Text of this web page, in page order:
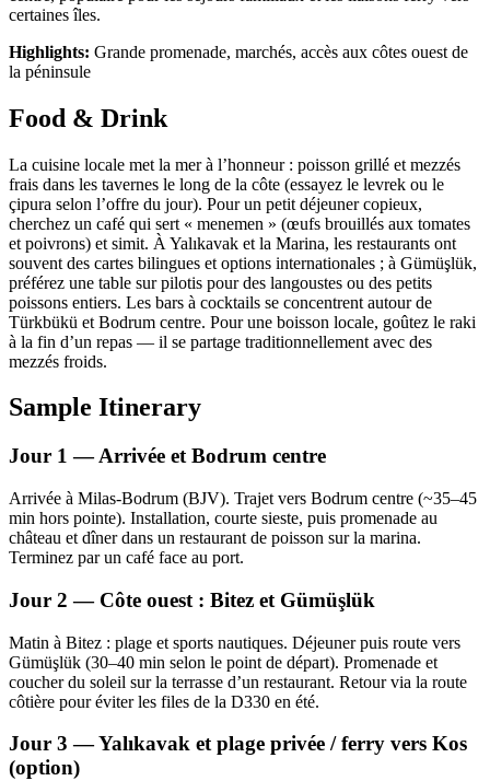
certaines îles.
Highlights: Grande promenade, marchés, accès aux côtes ouest de
la péninsule
Food & Drink
La cuisine locale met la mer à l’honneur : poisson grillé et mezzés
frais dans les tavernes le long de la côte (essayez le levrek ou le
çipura selon l’offre du jour). Pour un petit déjeuner copieux,
cherchez un café qui sert « menemen » (œufs brouillés aux tomates
et poivrons) et simit. À Yalıkavak et la Marina, les restaurants ont
souvent des cartes bilingues et options internationales ; à Gümüşlük,
préférez une table sur pilotis pour des langoustes ou des petits
poissons entiers. Les bars à cocktails se concentrent autour de
Türkbükü et Bodrum centre. Pour une boisson locale, goûtez le raki
à la fin d’un repas — il se partage traditionnellement avec des
mezzés froids.
Sample Itinerary
Jour 1 — Arrivée et Bodrum centre
Arrivée à Milas‑Bodrum (BJV). Trajet vers Bodrum centre (~35–45
min hors pointe). Installation, courte sieste, puis promenade au
château et dîner dans un restaurant de poisson sur la marina.
Terminez par un café face au port.
Jour 2 — Côte ouest : Bitez et Gümüşlük
Matin à Bitez : plage et sports nautiques. Déjeuner puis route vers
Gümüşlük (30–40 min selon le point de départ). Promenade et
coucher du soleil sur la terrasse d’un restaurant. Retour via la route
côtière pour éviter les files de la D330 en été.
Jour 3 — Yalıkavak et plage privée / ferry vers Kos
(option)